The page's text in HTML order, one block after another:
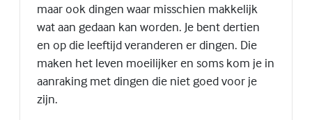
maar ook dingen waar misschien makkelijk
wat aan gedaan kan worden. Je bent dertien
en op die leeftijd veranderen er dingen. Die
maken het leven moeilijker en soms kom je in
aanraking met dingen die niet goed voor je
zijn.